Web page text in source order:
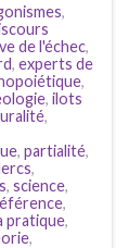
,
de l'échec,
, experts de
,
, ilots
,
, partialité,
,
, science,
,
pratique,
,